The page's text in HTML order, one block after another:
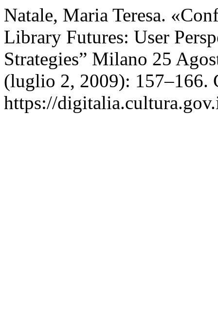
Natale, Maria Teresa.
Library Futures: User
Strategies” Milano 25
(luglio 2, 2009): 157–166.
https://